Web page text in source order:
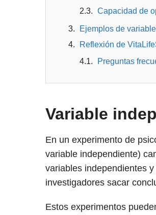
Capacidad de
Ejemplos de
Reflexión de
Preguntas
Variable
En un experimento de
variable independiente)
variables independientes
investigadores sacar
Estos experimentos